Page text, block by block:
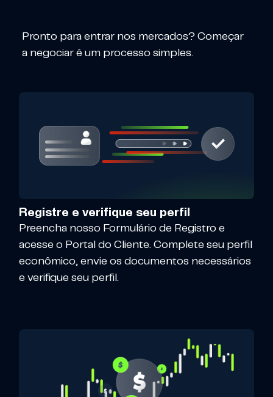
Pronto para entrar nos mercados? Começar
a negociar é um processo simples.
Registre e verifique seu perfil
Preencha nosso Formulário de Registro e
acesse o Portal do Cliente. Complete seu perfil
econômico, envie os documentos necessários
e verifique seu perfil.